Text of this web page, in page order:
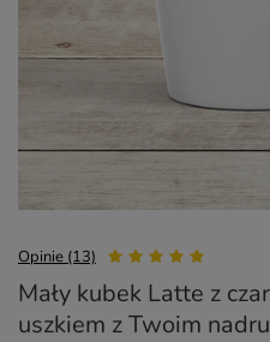
Opinie (13)
Mały kubek Latte z
uszkiem z Twoim